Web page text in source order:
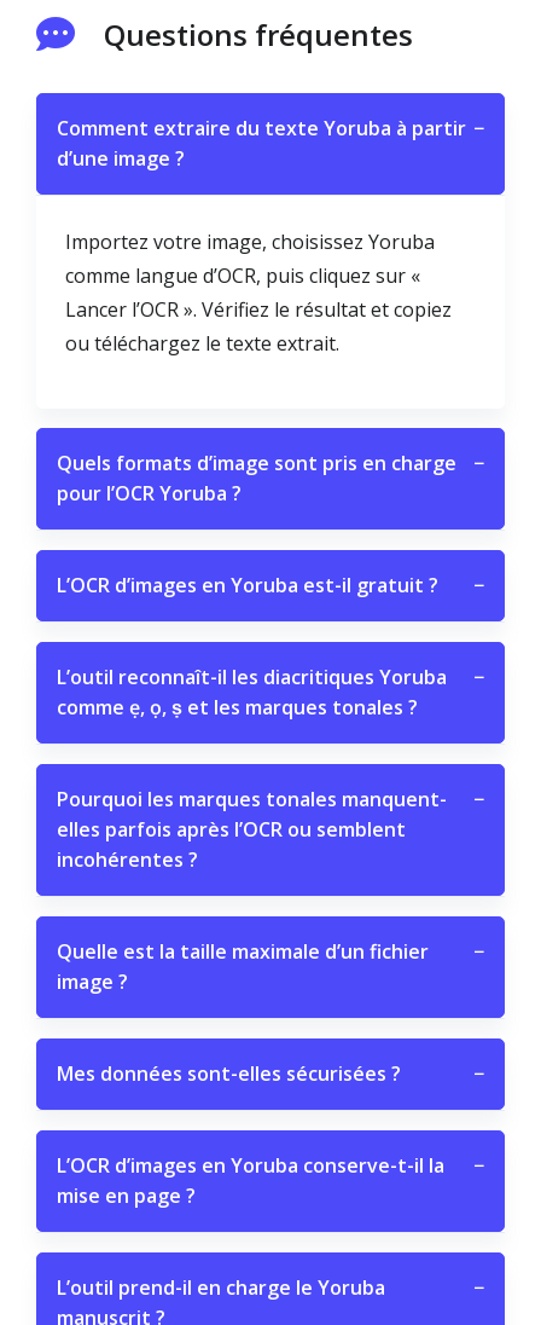
Questions fréquentes
Comment extraire du texte Yoruba à partir
d’une image ?
−
Importez votre image, choisissez Yoruba
comme langue d’OCR, puis cliquez sur «
Lancer l’OCR ». Vérifiez le résultat et copiez
ou téléchargez le texte extrait.
Quels formats d’image sont pris en charge
pour l’OCR Yoruba ?
−
L’OCR d’images en Yoruba est-il gratuit ? −
L’outil reconnaît-il les diacritiques Yoruba
comme ẹ, ọ, ṣ et les marques tonales ?
−
Pourquoi les marques tonales manquent-
elles parfois après l’OCR ou semblent
incohérentes ?
−
Quelle est la taille maximale d’un fichier
image ?
−
Mes données sont-elles sécurisées ? −
L’OCR d’images en Yoruba conserve-t-il la
mise en page ?
−
L’outil prend-il en charge le Yoruba
manuscrit ?
−